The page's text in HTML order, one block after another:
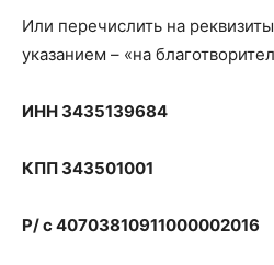
Или перечислить на
указанием – «на
ИНН 3435139684
КПП 343501001
Р/ с 40703810911000002016